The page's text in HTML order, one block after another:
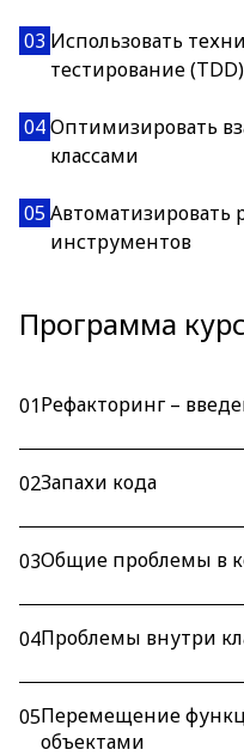
03 Использовать
тестирование (TDD)
04Оптимизировать
классами
05
инструментов
Программа
01Рефакторинг –
02Запахи кода
03Общие проблемы в
04Проблемы внутри
05Перемещение
объектами